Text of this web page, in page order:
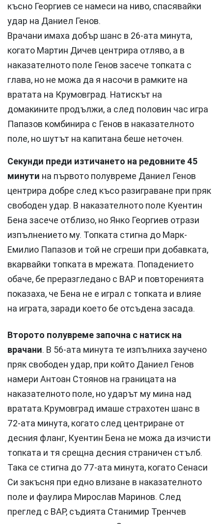
късно Георгиев се намеси на ниво, спасявайки
удар на Даниел Генов.
Врачани имаха добър шанс в 26-ата минута,
когато Мартин Дичев центрира отляво, а в
наказателното поле Генов засече топката с
глава, но не можа да я насочи в рамките на
вратата на Крумовград. Натискът на
домакините продължи, а след половин час игра
Папазов комбинира с Генов в наказателното
поле, но шутът на капитана беше неточен.
Секунди преди изтичането на редовните 45
минути на първото полувреме Даниел Генов
центрира добре след късо разиграване при пряк
свободен удар. В наказателното поле Куентин
Бена засече отблизо, но Янко Георгиев отрази
изпълнението му. Топката стигна до Марк-
Емилио Папазов и той не сгреши при добавката,
вкарвайки топката в мрежата. Попадението
обаче, бе преразгледано с ВАР и повторенията
показаха, че Бена не е играл с топката и влияе
на играта, заради което бе отсъдена засада.
Второто полувреме започна с натиск на
врачани. В 56-ата минута те изпълниха заучено
пряк свободен удар, при който Даниел Генов
намери Антоан Стоянов на границата на
наказателното поле, но ударът му мина над
вратата.Крумовград имаше страхотен шанс в
72-ата минута, когато след центриране от
десния фланг, Куентин Бена не можа да изчисти
топката и тя срещна десния страничен стълб.
Така се стигна до 77-ата минута, когато Сенаси
Си закъсня при едно влизане в наказателното
поле и фаулира Мирослав Маринов. След
преглед с ВАР, съдията Станимир Тренчев